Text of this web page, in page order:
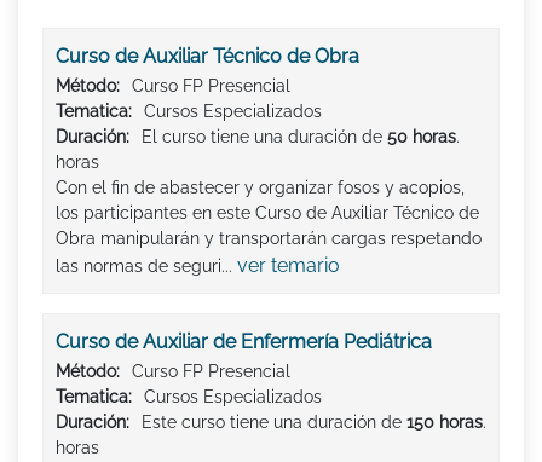
Curso de Auxiliar Técnico de Obra
Método:
Curso FP Presencial
Tematica:
Cursos Especializados
Duración:
El curso tiene una duración de 50 horas.
horas
Con el fin de abastecer y organizar fosos y acopios,
los participantes en este Curso de Auxiliar Técnico de
Obra manipularán y transportarán cargas respetando
las normas de seguri... ver temario
Curso de Auxiliar de Enfermería Pediátrica
Método:
Curso FP Presencial
Tematica:
Cursos Especializados
Duración:
Este curso tiene una duración de 150 horas.
horas